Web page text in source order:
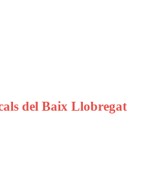
del Baix Llobregat